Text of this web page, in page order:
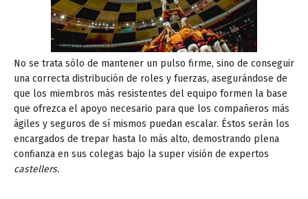
No se trata sólo de mantener un pulso firme, sino de conseguir
una correcta distribución de roles y fuerzas, asegurándose de
que los miembros más resistentes del equipo formen la base
que ofrezca el apoyo necesario para que los compañeros más
ágiles y seguros de sí mismos puedan escalar. Éstos serán los
encargados de trepar hasta lo más alto, demostrando plena
confianza en sus colegas bajo la super visión de expertos
castellers.